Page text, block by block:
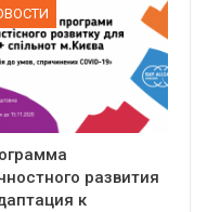
развития
к